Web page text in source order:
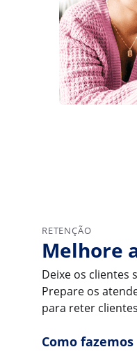
RETENÇÃO
Melhore
Deixe os clientes
Prepare os
para reter
Como fazemos